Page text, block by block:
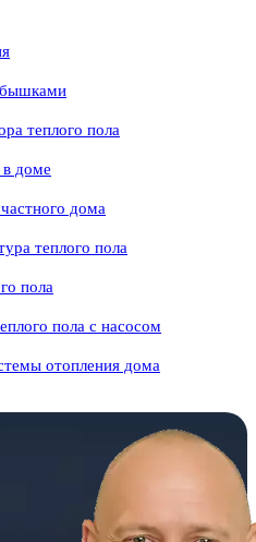
теплого пола
доме
дома
теплого пола
пола
пола с насосом
отопления дома